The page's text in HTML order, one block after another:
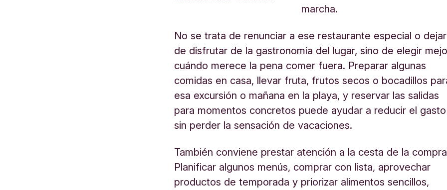
marcha.
No se trata de renunciar a ese restaurante especial o dejar
de disfrutar de la gastronomía del lugar, sino de elegir
cuándo merece la pena comer fuera. Preparar algunas
comidas en casa, llevar fruta, frutos secos o bocadillos
esa excursión o mañana en la playa, y reservar las salidas
para momentos concretos puede ayudar a reducir el gasto
sin perder la sensación de vacaciones.
También conviene prestar atención a la cesta de la
Planificar algunos menús, comprar con lista, aprovechar
productos de temporada y priorizar alimentos sencillos,